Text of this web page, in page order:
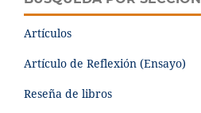
Artículos
Artículo de Reflexión (Ensayo)
Reseña de libros